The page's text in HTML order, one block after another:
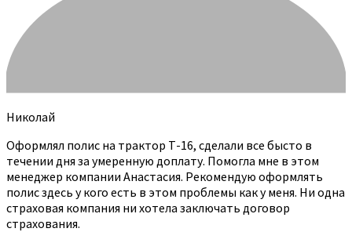
Николай
Оформлял полис на трактор Т-16, сделали все бысто в
течении дня за умеренную доплату. Помогла мне в этом
менеджер компании Анастасия. Рекомендую оформлять
полис здесь у кого есть в этом проблемы как у меня. Ни одна
страховая компания ни хотела заключать договор
страхования.